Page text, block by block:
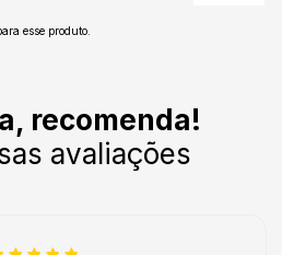
esse produto.
recomenda!
avaliações